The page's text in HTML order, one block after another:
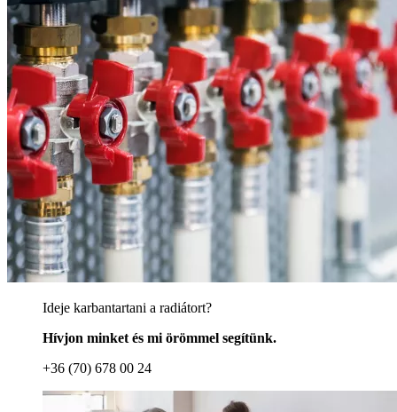
Ideje karbantartani a radiátort?
Hívjon minket és mi örömmel segítünk.
+36 (70) 678 00 24